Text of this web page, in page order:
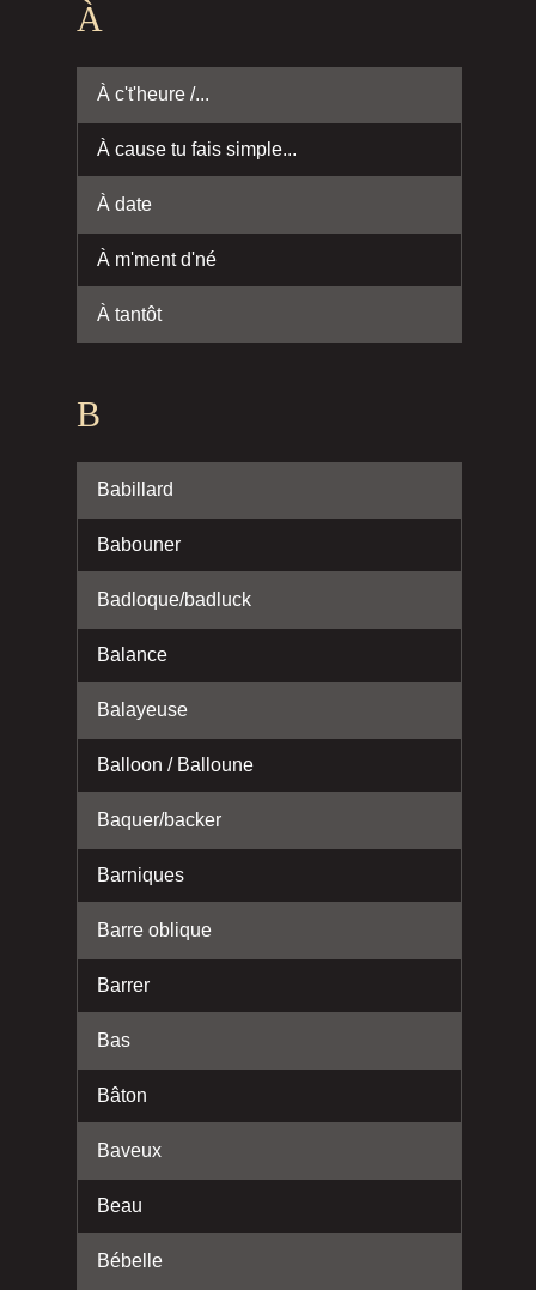
À
À c't'heure /...
À cause tu fais simple...
À date
À m'ment d'né
À tantôt
B
Babillard
Babouner
Badloque/badluck
Balance
Balayeuse
Balloon / Balloune
Baquer/backer
Barniques
Barre oblique
Barrer
Bas
Bâton
Baveux
Beau
Bébelle